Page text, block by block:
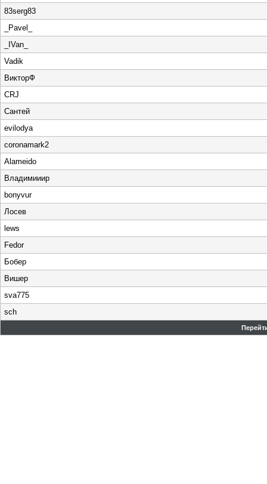
83serg83
_Pavel_
_IVan_
Vadik
ВикторФ
CRJ
Сантей
evilodya
coronamark2
Alameido
Владимииир
bonyvur
Лосев
lews
Fedor
Бобер
Вишер
sva775
sch